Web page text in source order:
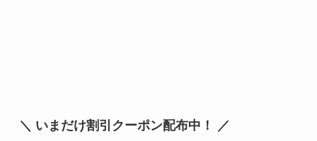
＼ いまだけ割引クーポン配布中！ ／